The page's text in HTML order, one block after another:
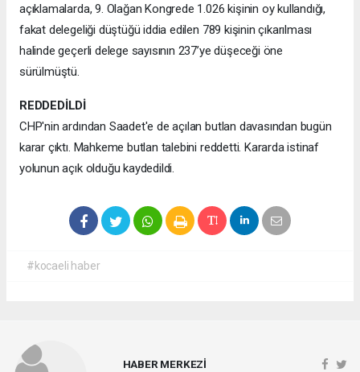
açıklamalarda, 9. Olağan Kongrede 1.026 kişinin oy kullandığı,
fakat delegeliği düştüğü iddia edilen 789 kişinin çıkarılması
halinde geçerli delege sayısının 237’ye düşeceği öne
sürülmüştü.
REDDEDİLDİ
CHP'nin ardından Saadet'e de açılan butlan davasından bugün
karar çıktı. Mahkeme butlan talebini reddetti. Kararda istinaf
yolunun açık olduğu kaydedildi.
#kocaeli haber
HABER MERKEZİ